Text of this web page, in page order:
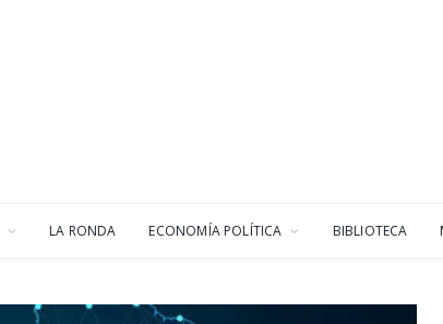
LA RONDA ECONOMÍA POLÍTICA BIBLIOTECA